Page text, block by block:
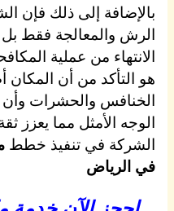
بالإضافة إلى ذلك فإن
الرش والمعالجة فقط بل
الانتهاء من عملية
هو التأكد من أن المكان
الخنافس والحشرات وأن
الوجه الأمثل مما يعزز
الشركة في تنفيذ خطط
في الرياض